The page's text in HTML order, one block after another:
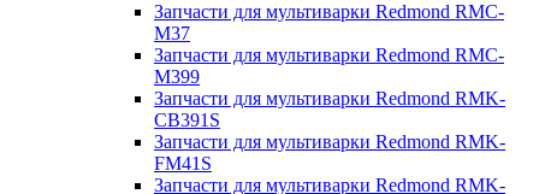
Запчасти для мультиварки Redmond RMC-
M37
Запчасти для мультиварки Redmond RMC-
M399
Запчасти для мультиварки Redmond RMK-
CB391S
Запчасти для мультиварки Redmond RMK-
FM41S
Запчасти для мультиварки Redmond RMK-